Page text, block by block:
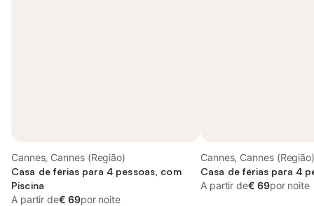
Cannes, Cannes (Região)
Casa de férias para 4 pessoas, com
Piscina
A partir de€ 69por noite
Cannes, Cannes
Casa de férias para 4
A partir de€ 69por noite